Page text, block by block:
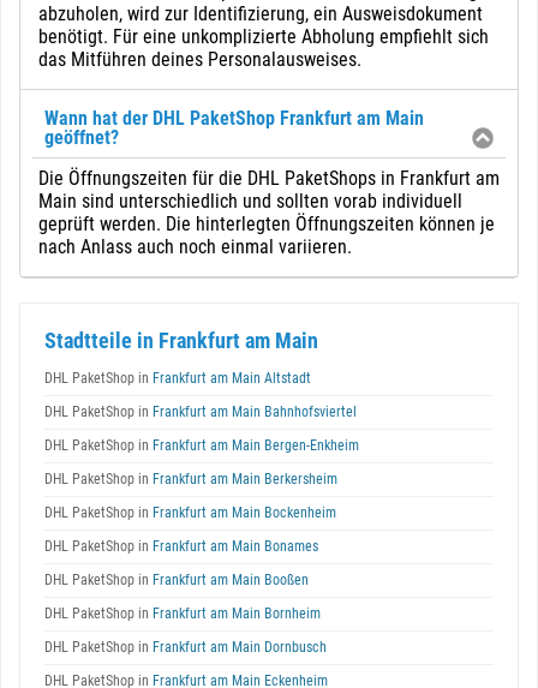
abzuholen, wird zur Identifizierung, ein Ausweisdokument
benötigt. Für eine unkomplizierte Abholung empfiehlt sich
das Mitführen deines Personalausweises.
Wann hat der DHL PaketShop Frankfurt am Main
geöffnet?
Die Öffnungszeiten für die DHL PaketShops in Frankfurt am
Main sind unterschiedlich und sollten vorab individuell
geprüft werden. Die hinterlegten Öffnungszeiten können je
nach Anlass auch noch einmal variieren.
Stadtteile in Frankfurt am Main
DHL PaketShop in Frankfurt am Main Altstadt
DHL PaketShop in Frankfurt am Main Bahnhofsviertel
DHL PaketShop in Frankfurt am Main Bergen-Enkheim
DHL PaketShop in Frankfurt am Main Berkersheim
DHL PaketShop in Frankfurt am Main Bockenheim
DHL PaketShop in Frankfurt am Main Bonames
DHL PaketShop in Frankfurt am Main Booßen
DHL PaketShop in Frankfurt am Main Bornheim
DHL PaketShop in Frankfurt am Main Dornbusch
DHL PaketShop in Frankfurt am Main Eckenheim